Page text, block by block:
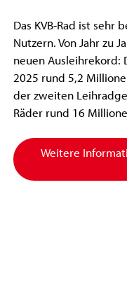
Das KVB-Rad ist sehr
Nutzern. Von Jahr zu
neuen Ausleihrekord:
2025 rund 5,2
der zweiten
Räder rund 16
Weitere